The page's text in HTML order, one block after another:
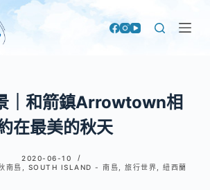
｜和箭鎮Arrowtown相
在最美的秋天
2020-06-10
南島 SOUTH ISLAND - 南島 ,旅行世界 ,紐西蘭